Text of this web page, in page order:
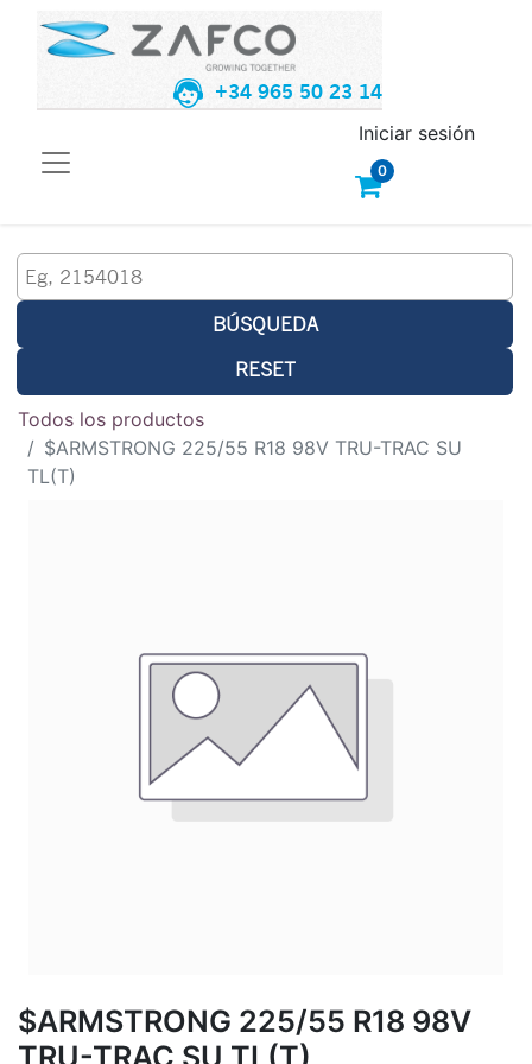
+34 965 50 23 14
0
Iniciar sesión
BÚSQUEDA
RESET
Todos los productos
$ARMSTRONG 225/55 R18 98V TRU-TRAC SU
TL(T)
$ARMSTRONG 225/55 R18 98V
TRU-TRAC SU TL(T)